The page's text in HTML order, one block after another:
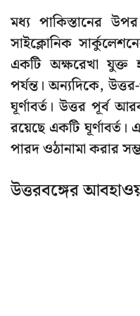
মধ্য পাকিস্তানের
সাইক্লোনিক
একটি অক্ষরেখা যুক্ত
পর্যন্ত। অন্যদিকে,
ঘূর্ণাবর্ত। উত্তর পূর্ব
রয়েছে একটি
পারদ ওঠানামা করার
উত্তরবঙ্গের